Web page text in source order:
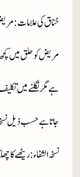
خناق کی علامات:
مریض کو حلق میں کچھ
ہے مگر نگلنے میں
جاتا ہے حسب ذیل
نسخہ الشفاء: ریٹھے کا